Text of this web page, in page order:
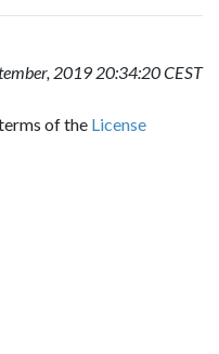
2019 20:34:20 CEST
of the License